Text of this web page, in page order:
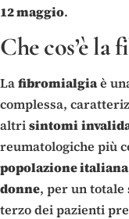
12 maggio.
Che cos’è la
Lafibromialgiaè
complessa,
altrisintomi
reumatologiche più
popolazione italiana
donne, per un
terzo dei pazienti